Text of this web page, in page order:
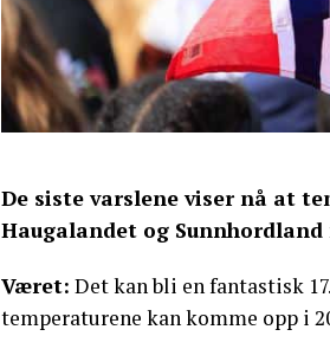
De siste varslene viser nå at
Haugalandet og
Været: Det kan bli en fantastisk
temperaturene kan komme opp i